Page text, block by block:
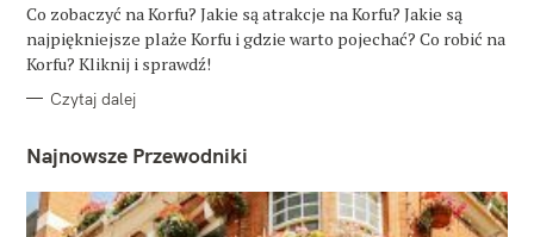
O
R
I
Co zobaczyć na Korfu? Jakie są atrakcje na Korfu? Jakie są
najpiękniejsze plaże Korfu i gdzie warto pojechać? Co robić na
Korfu? Kliknij i sprawdź!
Czytaj dalej
Najnowsze Przewodniki